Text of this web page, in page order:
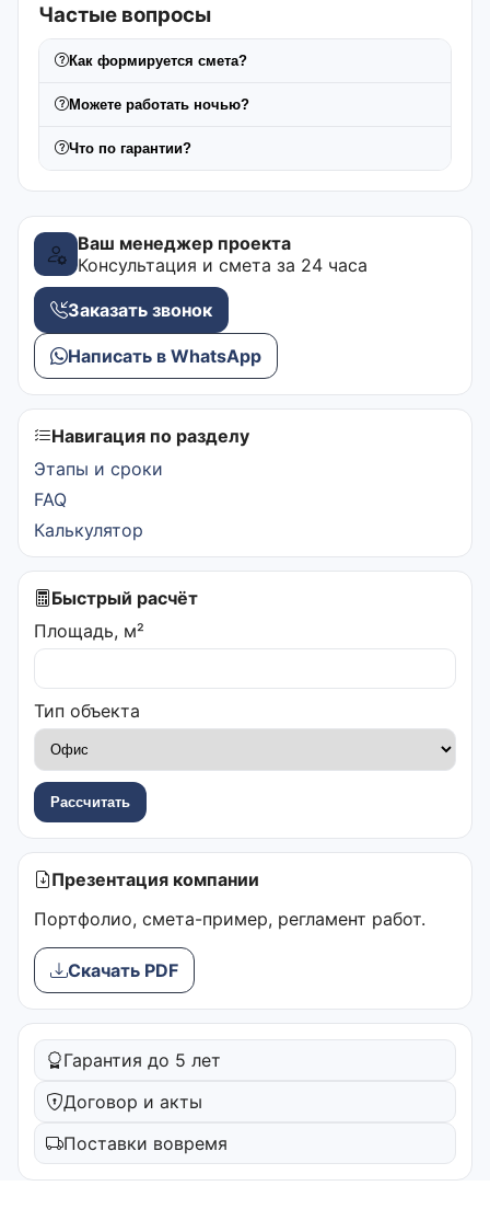
Частые вопросы
Как формируется смета?
Можете работать ночью?
Что по гарантии?
Ваш менеджер проекта
Консультация и смета за 24 часа
Заказать звонок
Написать в WhatsApp
Навигация по разделу
Этапы и сроки
FAQ
Калькулятор
Быстрый расчёт
Площадь, м²
Тип объекта
Рассчитать
Презентация компании
Портфолио, смета-пример, регламент работ.
Скачать PDF
Гарантия до 5 лет
Договор и акты
Поставки вовремя